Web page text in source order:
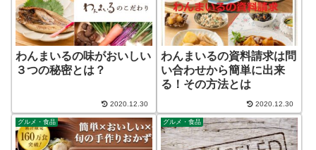
わんまいるの味がおいしい
３つの秘密とは？
2020.12.30
わんまいるの資料請求は問
い合わせから簡単に出来
る！その方法とは
2020.12.30
グルメ・食品 グルメ・食品